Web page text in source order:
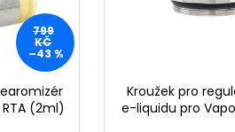
799
KČ
–43 %
(2ml)
Kroužek pro
e-liquidu pro